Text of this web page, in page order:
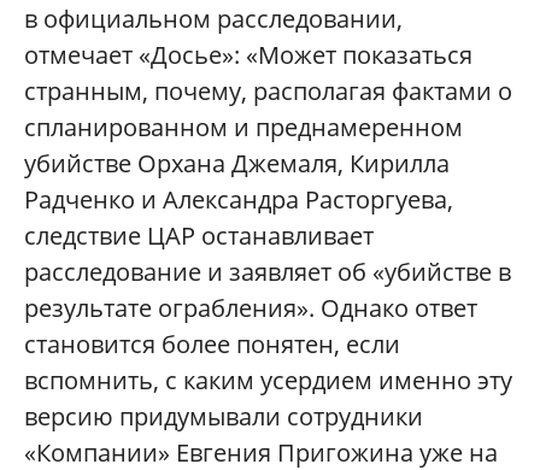
в официальном расследовании,
отмечает «Досье»: «Может показаться
странным, почему, располагая фактами о
спланированном и преднамеренном
убийстве Орхана Джемаля, Кирилла
Радченко и Александра Расторгуева,
следствие ЦАР останавливает
расследование и заявляет об «убийстве в
результате ограбления». Однако ответ
становится более понятен, если
вспомнить, с каким усердием именно эту
версию придумывали сотрудники
«Компании» Евгения Пригожина уже на